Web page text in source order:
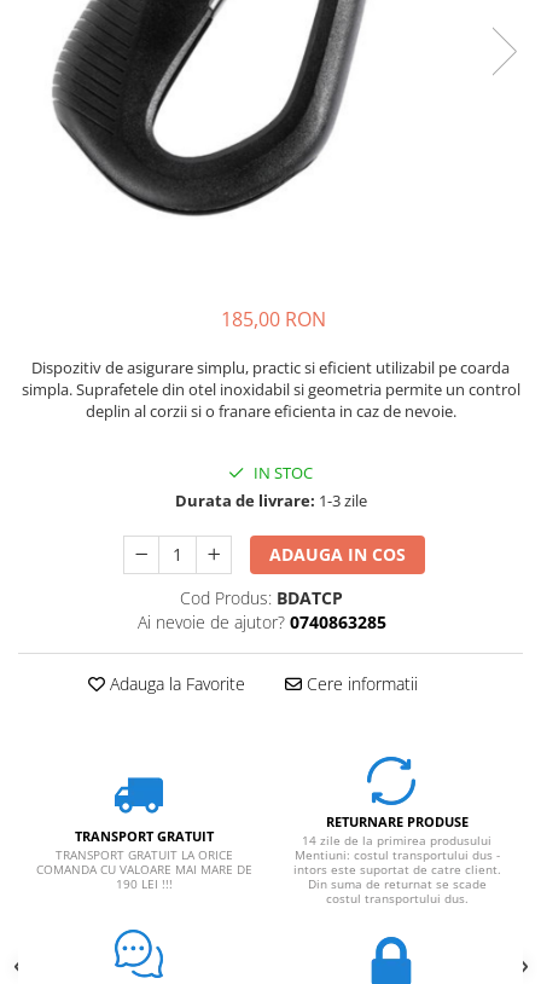
Slackline
Accesorii
Copii
Espadrile
Lopeti de zapada / avalansa
Jachete
Sosete
Bandane
Imbracaminte de corp
185,00 RON
Dispozitiv de asigurare simplu, practic si eficient utilizabil pe coarda
simpla. Suprafetele din otel inoxidabil si geometria permite un control
deplin al corzii si o franare eficienta in caz de nevoie.
IN STOC
Durata de livrare: 1-3 zile
ADAUGA IN COS
Cod Produs: BDATCP
Ai nevoie de ajutor? 0740863285
Adauga la Favorite Cere informatii
TRANSPORT GRATUIT
TRANSPORT GRATUIT LA ORICE
COMANDA CU VALOARE MAI MARE DE
190 LEI !!!
RETURNARE PRODUSE
14 zile de la primirea produsului
Mentiuni: costul transportului dus -
intors este suportat de catre client.
Din suma de returnat se scade
costul transportului dus.